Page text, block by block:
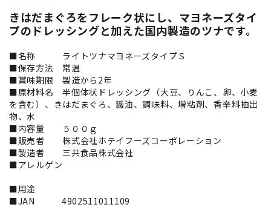
きはだまぐろをフレーク状にし、マヨネーズタイ
プのドレッシングと加えた国内製造のツナです。
■名称 ライトツナマヨネーズタイプＳ
■保存方法 常温
■賞味期限 製造から2年
■原材料名 半個体状ドレッシング（大豆、りんこ、卵、小麦
を含む）、きはだまぐろ、醤油、調味料、増粘剤、香辛料抽出
物、水
■内容量 ５００ｇ
■販売者 株式会社ホテイフーズコーポレーション
■製造者 三共食品株式会社
■アレルゲン
■用途
■JAN 4902511011109